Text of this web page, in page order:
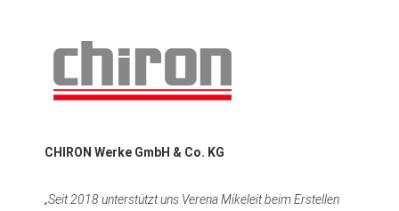
CHIRON Werke GmbH & Co. KG
„Seit 2018 unterstützt uns Verena Mikeleit beim Erstellen